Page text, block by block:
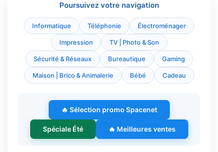
Poursuivez votre navigation
Informatique Téléphonie Électroménager
Impression TV | Photo & Son
Sécurité & Réseaux Bureautique Gaming
Maison | Brico & Animalerie Bébé Cadeau
🔥 Sélection promo Spacenet
Spéciale Été 🔥 Meilleures ventes